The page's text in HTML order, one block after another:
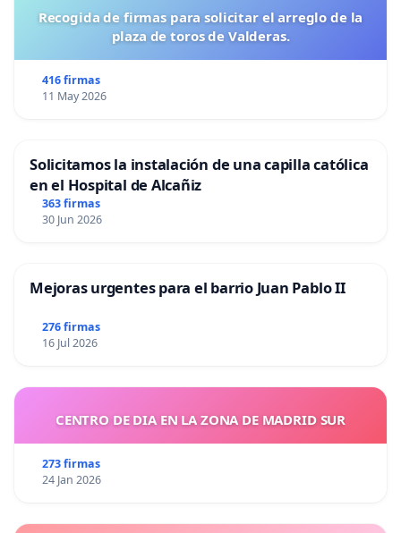
Recogida de firmas para solicitar el arreglo de la
plaza de toros de Valderas.
416 firmas
11 May 2026
Solicitamos la instalación de una capilla católica
en el Hospital de Alcañiz
363 firmas
30 Jun 2026
Mejoras urgentes para el barrio Juan Pablo II
276 firmas
16 Jul 2026
CENTRO DE DIA EN LA ZONA DE MADRID SUR
273 firmas
24 Jan 2026